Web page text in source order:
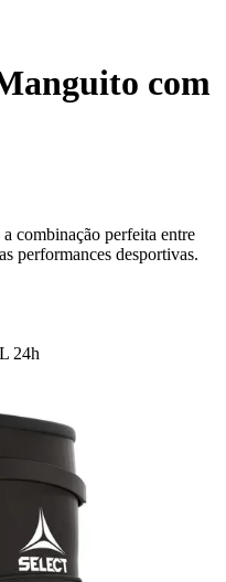
com
combinação perfeita entre
performances desportivas.
24h